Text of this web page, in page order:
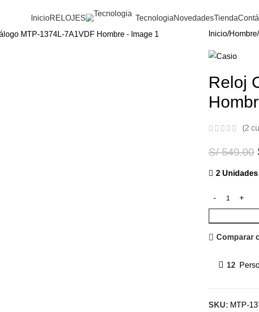
InicioRELOJES TecnologiaNovedadesTienda
Inicio Hombre
Reloj
(2
S/549.00
2 Unidades
Comparar
12
SKU: MTP-